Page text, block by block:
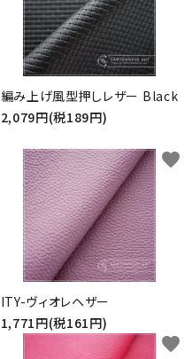
編み上げ風型押しレザー Black
2,079円(税189円)
ITY-ヴィオレヘザー
1,771円(税161円)
favorite
favorite